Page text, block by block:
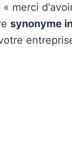
« merci
synonyme